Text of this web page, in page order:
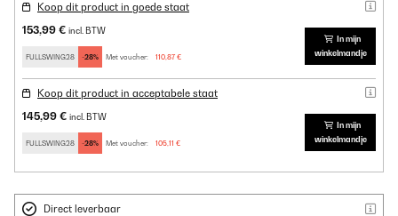
Koop dit product in goede staat
153,99 € incl. BTW
FULLSWING28 -28% Met voucher: 110,87 €
In mijn
winkelmandje
Koop dit product in acceptabele staat
145,99 € incl. BTW
FULLSWING28 -28% Met voucher: 105,11 €
In mijn
winkelmandje
Direct leverbaar